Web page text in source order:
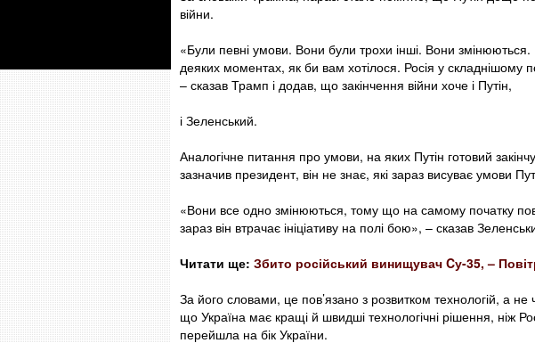
війни.
«Були певні умови. Вони були трохи інші. Вони
деяких моментах, як би вам хотілося. Росія у складнішому
– сказав Трамп і додав, що закінчення війни хоче і Путін,
і Зеленський.
Аналогічне питання про умови, на яких Путін готовий
зазначив президент, він не знає, які зараз висуває умови
«Вони все одно змінюються, тому що на самому початку
зараз він втрачає ініціативу на полі бою», – сказав
Читати ще: Збито російський винищувач Cу-35, –
За його словами, це пов’язано з розвитком технологій, а не
що Україна має кращі й швидші технологічні рішення, ніж
перейшла на бік України.